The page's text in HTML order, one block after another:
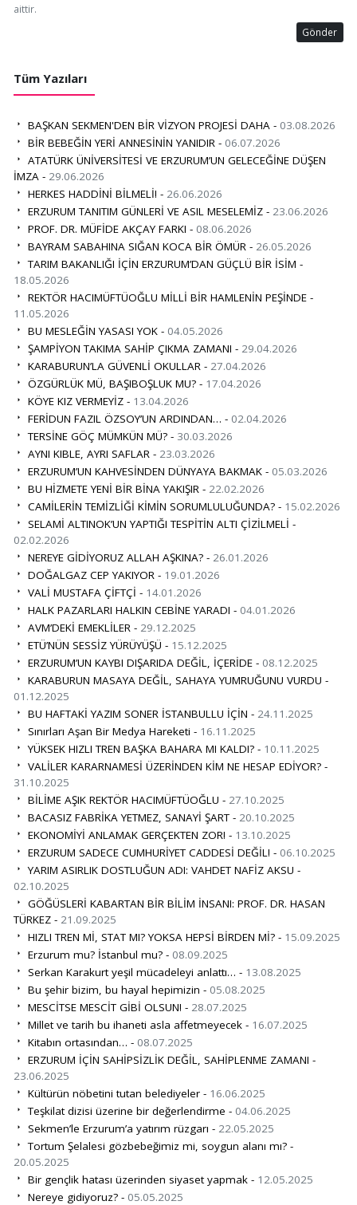
aittir.
Gönder
Tüm Yazıları
BAŞKAN SEKMEN'DEN BİR VİZYON PROJESİ DAHA - 03.08.2026
BİR BEBEĞİN YERİ ANNESİNİN YANIDIR - 06.07.2026
ATATÜRK ÜNİVERSİTESİ VE ERZURUM’UN GELECEĞİNE DÜŞEN
İMZA - 29.06.2026
HERKES HADDİNİ BİLMELİ! - 26.06.2026
ERZURUM TANITIM GÜNLERİ VE ASIL MESELEMİZ - 23.06.2026
PROF. DR. MÜFİDE AKÇAY FARKI - 08.06.2026
BAYRAM SABAHINA SIĞAN KOCA BİR ÖMÜR - 26.05.2026
TARIM BAKANLIĞI İÇİN ERZURUM’DAN GÜÇLÜ BİR İSİM -
18.05.2026
REKTÖR HACIMÜFTÜOĞLU MİLLİ BİR HAMLENİN PEŞİNDE -
11.05.2026
BU MESLEĞİN YASASI YOK - 04.05.2026
ŞAMPİYON TAKIMA SAHİP ÇIKMA ZAMANI - 29.04.2026
KARABURUN’LA GÜVENLİ OKULLAR - 27.04.2026
ÖZGÜRLÜK MÜ, BAŞIBOŞLUK MU? - 17.04.2026
KÖYE KIZ VERMEYİZ - 13.04.2026
FERİDUN FAZIL ÖZSOY’UN ARDINDAN… - 02.04.2026
TERSİNE GÖÇ MÜMKÜN MÜ? - 30.03.2026
AYNI KIBLE, AYRI SAFLAR - 23.03.2026
ERZURUM’UN KAHVESİNDEN DÜNYAYA BAKMAK - 05.03.2026
BU HİZMETE YENİ BİR BİNA YAKIŞIR - 22.02.2026
CAMİLERİN TEMİZLİĞİ KİMİN SORUMLULUĞUNDA? - 15.02.2026
SELAMİ ALTINOK’UN YAPTIĞI TESPİTİN ALTI ÇİZİLMELİ -
02.02.2026
NEREYE GİDİYORUZ ALLAH AŞKINA? - 26.01.2026
DOĞALGAZ CEP YAKIYOR - 19.01.2026
VALİ MUSTAFA ÇİFTÇİ - 14.01.2026
HALK PAZARLARI HALKIN CEBİNE YARADI - 04.01.2026
AVM’DEKİ EMEKLİLER - 29.12.2025
ETÜ’NÜN SESSİZ YÜRÜYÜŞÜ - 15.12.2025
ERZURUM’UN KAYBI DIŞARIDA DEĞİL, İÇERİDE - 08.12.2025
KARABURUN MASAYA DEĞİL, SAHAYA YUMRUĞUNU VURDU -
01.12.2025
BU HAFTAKİ YAZIM SONER İSTANBULLU İÇİN - 24.11.2025
Sınırları Aşan Bir Medya Hareketi - 16.11.2025
YÜKSEK HIZLI TREN BAŞKA BAHARA MI KALDI? - 10.11.2025
VALİLER KARARNAMESİ ÜZERİNDEN KİM NE HESAP EDİYOR? -
31.10.2025
BİLİME AŞIK REKTÖR HACIMÜFTÜOĞLU - 27.10.2025
BACASIZ FABRİKA YETMEZ, SANAYİ ŞART - 20.10.2025
EKONOMİYİ ANLAMAK GERÇEKTEN ZOR! - 13.10.2025
ERZURUM SADECE CUMHURİYET CADDESİ DEĞİL! - 06.10.2025
YARIM ASIRLIK DOSTLUĞUN ADI: VAHDET NAFİZ AKSU -
02.10.2025
GÖĞÜSLERİ KABARTAN BİR BİLİM İNSANI: PROF. DR. HASAN
TÜRKEZ - 21.09.2025
HIZLI TREN Mİ, STAT MI? YOKSA HEPSİ BİRDEN Mİ? - 15.09.2025
Erzurum mu? İstanbul mu? - 08.09.2025
Serkan Karakurt yeşil mücadeleyi anlattı… - 13.08.2025
Bu şehir bizim, bu hayal hepimizin - 05.08.2025
MESCİTSE MESCİT GİBİ OLSUN! - 28.07.2025
Millet ve tarih bu ihaneti asla affetmeyecek - 16.07.2025
Kitabın ortasından… - 08.07.2025
ERZURUM İÇİN SAHİPSİZLİK DEĞİL, SAHİPLENME ZAMANI -
23.06.2025
Kültürün nöbetini tutan belediyeler - 16.06.2025
Teşkilat dizisi üzerine bir değerlendirme - 04.06.2025
Sekmen’le Erzurum’a yatırım rüzgarı - 22.05.2025
Tortum Şelalesi gözbebeğimiz mi, soygun alanı mı? -
20.05.2025
Bir gençlik hatası üzerinden siyaset yapmak - 12.05.2025
Nereye gidiyoruz? - 05.05.2025